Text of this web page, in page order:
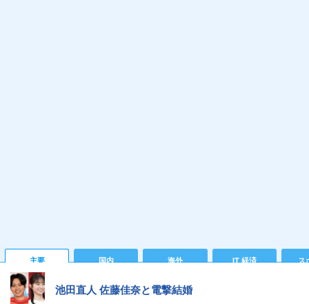
主要 国内 海外 IT 経済 ス
池田直人 佐藤佳奈と電撃結婚